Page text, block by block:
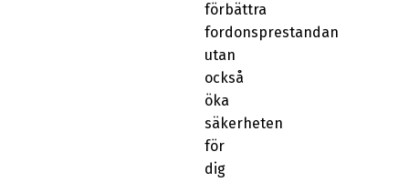
förbättra
fordonsprestandan
utan
också
öka
säkerheten
för
dig